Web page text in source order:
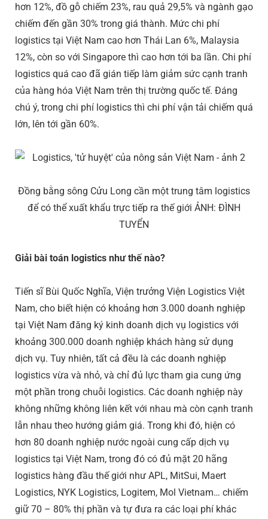
hơn 12%, đồ gỗ chiếm 23%, rau quả 29,5% và ngành gạo
chiếm đến gần 30% trong giá thành. Mức chi phí
logistics tại Việt Nam cao hơn Thái Lan 6%, Malaysia
12%, còn so với Singapore thì cao hơn tới ba lần. Chi phí
logistics quá cao đã gián tiếp làm giảm sức cạnh tranh
của hàng hóa Việt Nam trên thị trường quốc tế. Đáng
chú ý, trong chi phí logistics thì chi phí vận tải chiếm quá
lớn, lên tới gần 60%.
Đồng bằng sông Cửu Long cần một trung tâm logistics
để có thể xuất khẩu trực tiếp ra thế giới ẢNH: ĐÌNH
TUYỂN
Giải bài toán logistics như thế nào?
Tiến sĩ Bùi Quốc Nghĩa, Viện trưởng Viện Logistics Việt
Nam, cho biết hiện có khoảng hơn 3.000 doanh nghiệp
tại Việt Nam đăng ký kinh doanh dịch vụ logistics với
khoảng 300.000 doanh nghiệp khách hàng sử dụng
dịch vụ. Tuy nhiên, tất cả đều là các doanh nghiệp
logistics vừa và nhỏ, và chỉ đủ lực tham gia cung ứng
một phần trong chuỗi logistics. Các doanh nghiệp này
không những không liên kết với nhau mà còn cạnh tranh
lẫn nhau theo hướng giảm giá. Trong khi đó, hiện có
hơn 80 doanh nghiệp nước ngoài cung cấp dịch vụ
logistics tại Việt Nam, trong đó có đủ mặt 20 hãng
logistics hàng đầu thế giới như APL, MitSui, Maert
Logistics, NYK Logistics, Logitem, Mol Vietnam… chiếm
giữ 70 – 80% thị phần và tự đưa ra các loại phí khác